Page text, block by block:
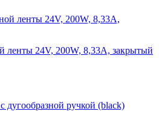
ленты 24V, 200W, 8,33A, закрытый